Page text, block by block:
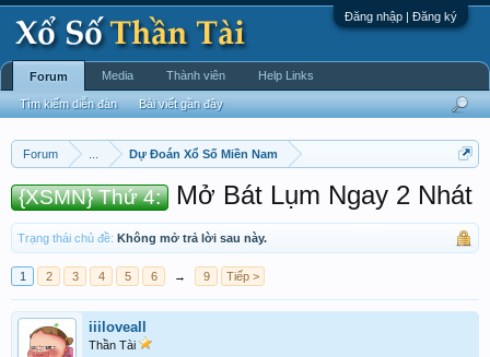
Đăng nhập | Đăng ký
Forum Dự Đoán Xổ Số Miền Nam
{XSMN} Thứ 4: Mở Bát Lụm Ngay 2 Nhát
Trạng thái chủ đề: Không mở trả lời sau này.
1 2 3 4 5 6 → 9 Tiếp >
iiiloveall
Thần Tài
Forum
Tìm kiếm diễn đàn Bài viết gần đây
Media Thành viên Help Links